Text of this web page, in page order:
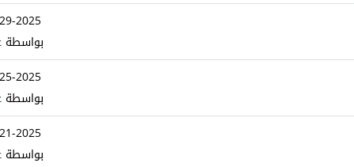
2025
بواسطة
2025
بواسطة
2025
بواسطة